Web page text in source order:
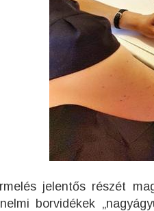
jelentős részét
borvidékek